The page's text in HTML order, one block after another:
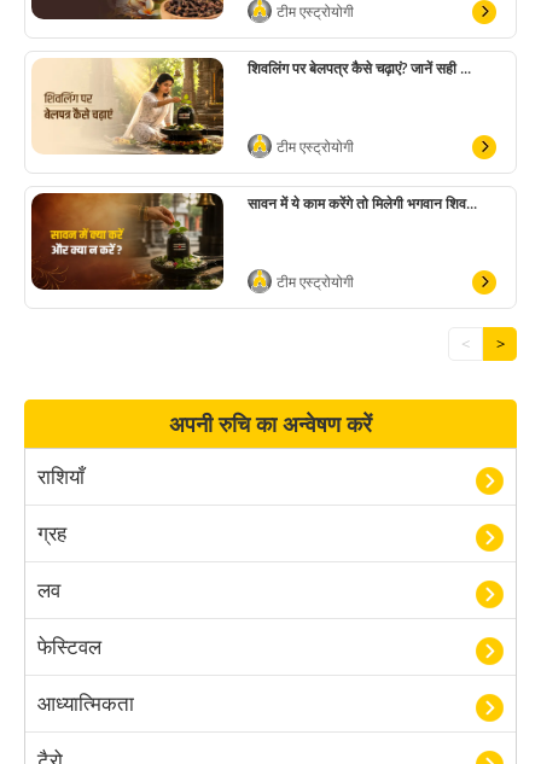
टीम एस्ट्रोयोगी
शिवलिंग पर बेलपत्र कैसे चढ़ाएं? जानें सही ...
टीम एस्ट्रोयोगी
सावन में ये काम करेंगे तो मिलेगी भगवान शिव...
टीम एस्ट्रोयोगी
< >
अपनी रुचि का अन्वेषण करें
राशियाँ
ग्रह
लव
फेस्टिवल
आध्यात्मिकता